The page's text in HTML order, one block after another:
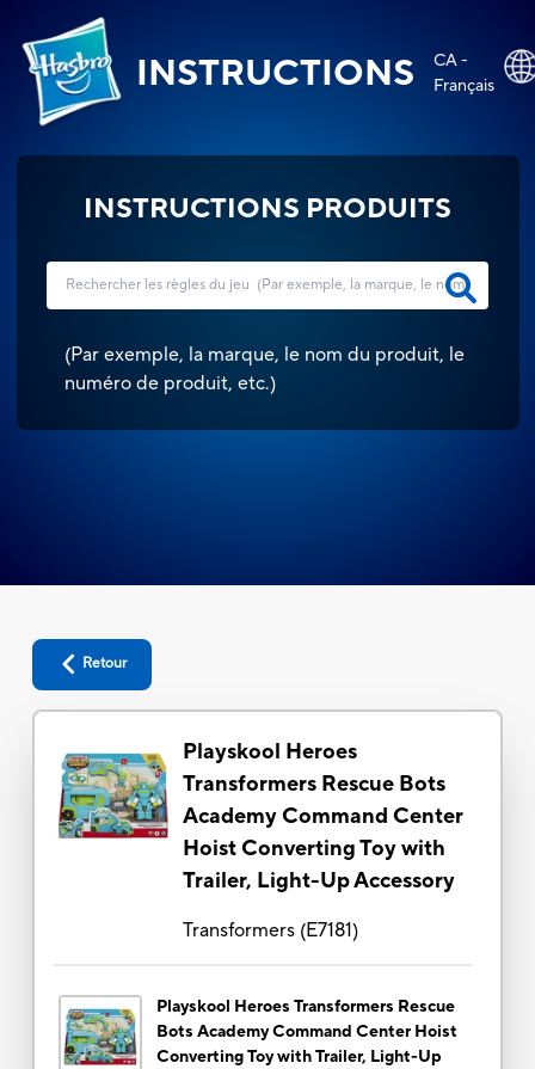
INSTRUCTIONS
CA -
Français
INSTRUCTIONS PRODUITS
(Par exemple, la marque, le nom du produit, le
numéro de produit, etc.)
Retour
Playskool Heroes
Transformers Rescue Bots
Academy Command Center
Hoist Converting Toy with
Trailer, Light-Up Accessory
Transformers(E7181)
Playskool Heroes Transformers Rescue
Bots Academy Command Center Hoist
Converting Toy with Trailer, Light-Up